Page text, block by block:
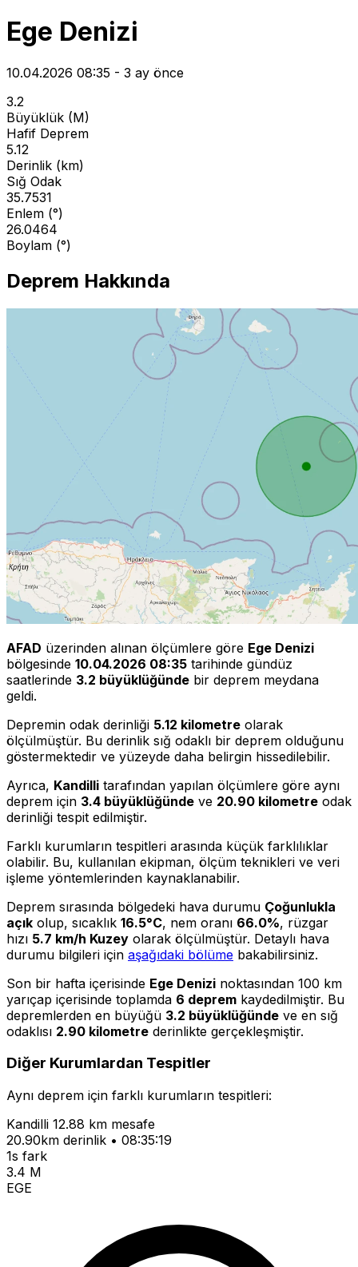
Ege Denizi
10.04.2026 08:35 - 3 ay önce
3.2
Büyüklük (M)
Hafif Deprem
5.12
Derinlik (km)
Sığ Odak
35.7531
Enlem (°)
26.0464
Boylam (°)
Deprem Hakkında
AFAD üzerinden alınan ölçümlere göre Ege Denizi
bölgesinde 10.04.2026 08:35 tarihinde gündüz
saatlerinde 3.2 büyüklüğünde bir deprem meydana
geldi.
Depremin odak derinliği 5.12 kilometre olarak
ölçülmüştür. Bu derinlik sığ odaklı bir deprem olduğunu
göstermektedir ve yüzeyde daha belirgin hissedilebilir.
Ayrıca, Kandilli tarafından yapılan ölçümlere göre aynı
deprem için 3.4 büyüklüğünde ve 20.90 kilometre odak
derinliği tespit edilmiştir.
Farklı kurumların tespitleri arasında küçük farklılıklar
olabilir. Bu, kullanılan ekipman, ölçüm teknikleri ve veri
işleme yöntemlerinden kaynaklanabilir.
Deprem sırasında bölgedeki hava durumu Çoğunlukla
açık olup, sıcaklık 16.5°C, nem oranı 66.0%, rüzgar
hızı 5.7 km/h Kuzey olarak ölçülmüştür. Detaylı hava
durumu bilgileri için aşağıdaki bölüme bakabilirsiniz.
Son bir hafta içerisinde Ege Denizi noktasından 100 km
yarıçap içerisinde toplamda 6 deprem kaydedilmiştir. Bu
depremlerden en büyüğü 3.2 büyüklüğünde ve en sığ
odaklısı 2.90 kilometre derinlikte gerçekleşmiştir.
Diğer Kurumlardan Tespitler
Aynı deprem için farklı kurumların tespitleri:
Kandilli 12.88 km mesafe
20.90km derinlik • 08:35:19
1s fark
3.4 M
EGE